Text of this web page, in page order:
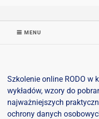
MENU
Szkolenie online RODO w
wykładów, wzory do
najważniejszych
ochrony danych